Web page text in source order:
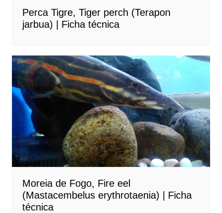
Perca Tigre, Tiger perch (Terapon
jarbua) | Ficha técnica
Moreia de Fogo, Fire eel
(Mastacembelus erythrotaenia) | Ficha
técnica